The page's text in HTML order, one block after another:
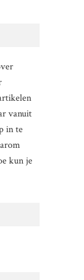
vanuit
in te
kun je